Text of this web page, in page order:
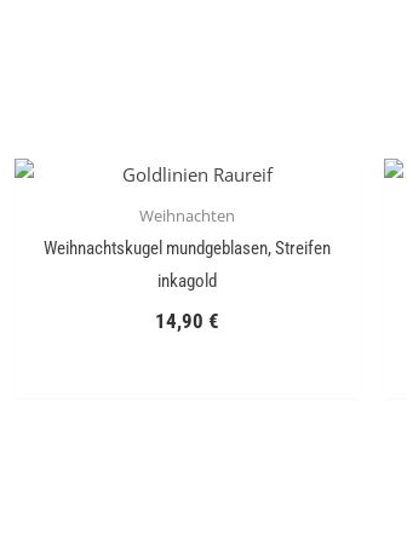
Weihnachten
Weihnachtskugel mundgeblasen, Streifen
inkagold
14,90 €